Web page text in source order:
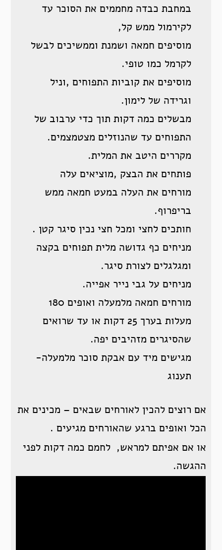
במחבת כבדה מחממים את הסוכר עד
לקירמול ממש קל,
מוסיפים חמאה ושמנת וממשיכים לבשל
לקרמל כמו טופי.
מוסיפים את קוביות התפוחים ,וניל
וגרידה של לימון.
מבשלים כמה דקות תוך כדי ערבוב של
התפוחים עד שהנוזלים מצטמצמים.
מקררים היטב את המלית.
פותחים את הבצק ,מוציאים עלה
מורחים את העלה במעט חמאה ממש
בריפרוף.
חותכים לחצי ומכל חצי נכין סיגר קטן .
מניחים כף גדושה מלית תפוחים בקצה
ומגלגלים לצורת סיגר.
מניחים על גבי נייר אפייה.
מורחים חמאה מלמעלה ואופים 180
מעלות בערך 25 דקות או עד שרואים
שהסיגרים מזהיבים יפה.
מגישים מיד עם אבקת סוכר מלמעלה-
תענוג
אם רוצים להכין לאורחים שבאים – מכינים את
הכל ואופים ברגע שהאורחים מגיעים .
או אם אפיתם למראש, לחמם כמה דקות לפני
ההגשה.